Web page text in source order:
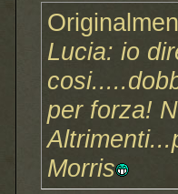
Lucia: io
per forza!
Morris